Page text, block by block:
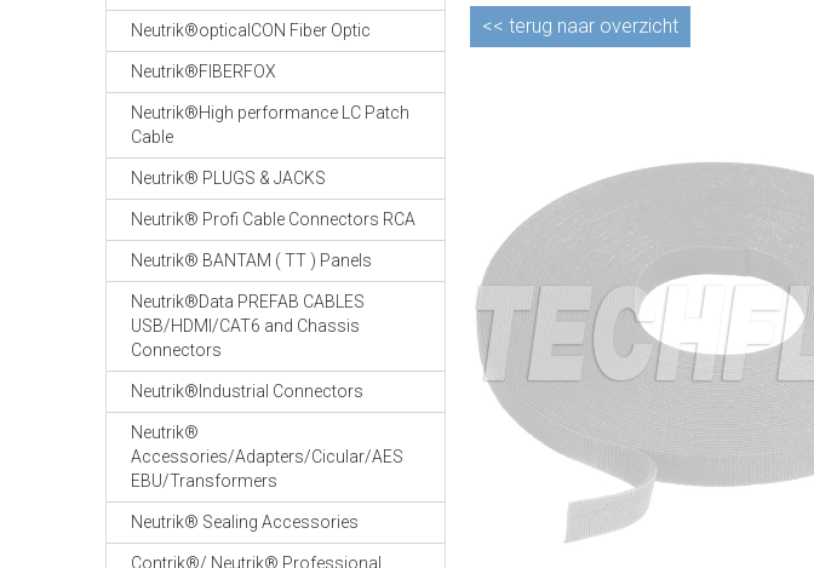
Neutrik®opticalCON Fiber Optic
Neutrik®FIBERFOX
Neutrik®High performance LC Patch
Cable
Neutrik® PLUGS & JACKS
Neutrik® Profi Cable Connectors RCA
Neutrik® BANTAM ( TT ) Panels
Neutrik®Data PREFAB CABLES
USB/HDMI/CAT6 and Chassis
Connectors
Neutrik®Industrial Connectors
Neutrik®
Accessories/Adapters/Cicular/AES
EBU/Transformers
Neutrik® Sealing Accessories
Contrik®/ Neutrik® Professional
<< terug naar overzicht